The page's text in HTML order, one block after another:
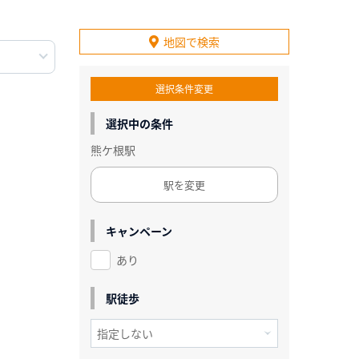
地図で検索
選択条件変更
選択中の条件
熊ケ根駅
駅を変更
キャンペーン
あり
駅徒歩